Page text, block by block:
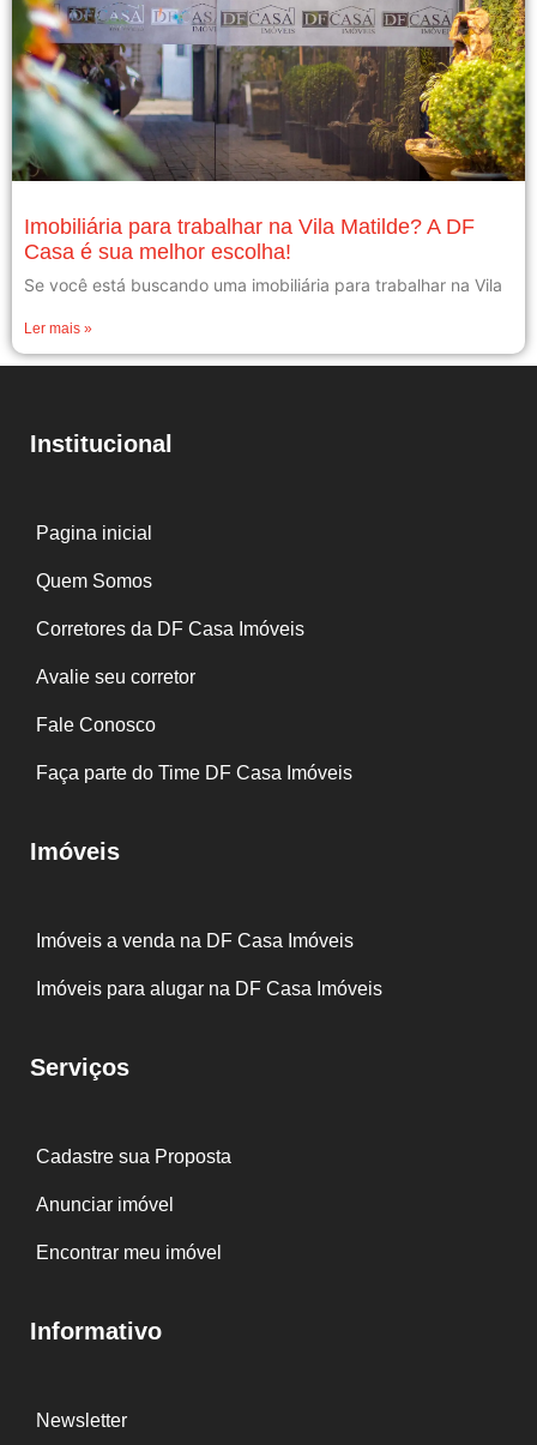
Imobiliária para trabalhar na Vila Matilde? A DF
Casa é sua melhor escolha!
Se você está buscando uma imobiliária para trabalhar na Vila
Ler mais »
Institucional
Pagina inicial
Quem Somos
Corretores da DF Casa Imóveis
Avalie seu corretor
Fale Conosco
Faça parte do Time DF Casa Imóveis
Imóveis
Imóveis a venda na DF Casa Imóveis
Imóveis para alugar na DF Casa Imóveis
Serviços
Cadastre sua Proposta
Anunciar imóvel
Encontrar meu imóvel
Informativo
Newsletter